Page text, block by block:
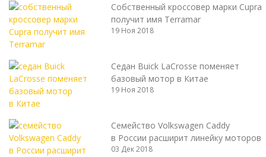
Собственный кроссовер марки Cupra
получит имя Terramar
19 Ноя 2018
Седан Buick LaCrosse поменяет
базовый мотор в Китае
19 Ноя 2018
Семейство Volkswagen Caddy
в России расширит линейку моторов
03 Дек 2018